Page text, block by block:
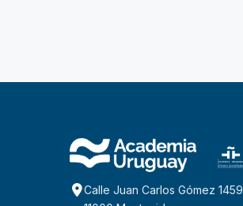
Calle Juan Carlos Gómez 1459